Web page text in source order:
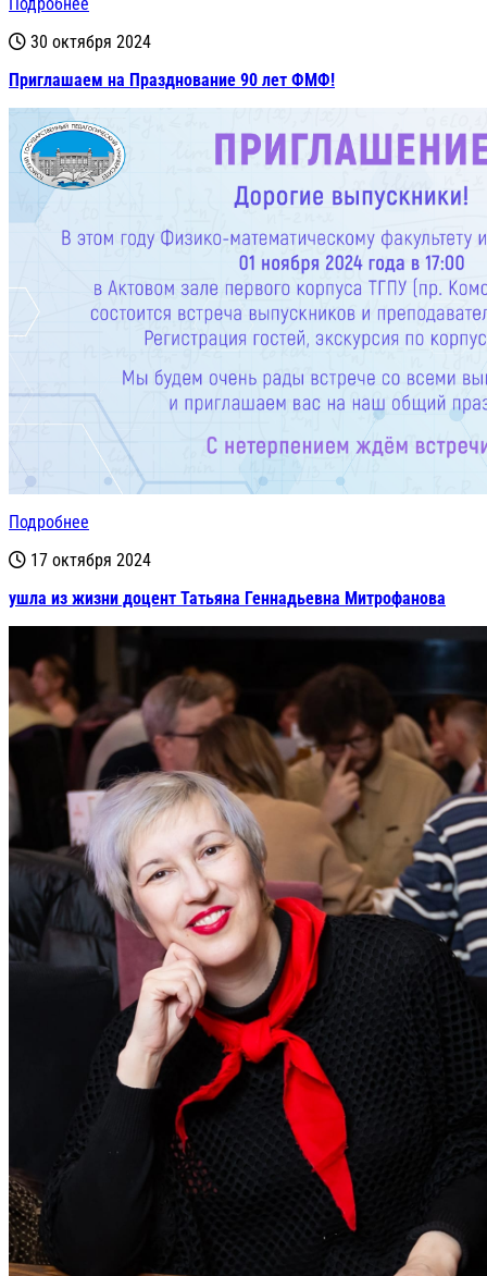
30 октября 2024
Приглашаем на Празднование 90 лет ФМФ!
Подробнее
17 октября 2024
ушла из жизни доцент Татьяна Геннадьевна Митрофанова